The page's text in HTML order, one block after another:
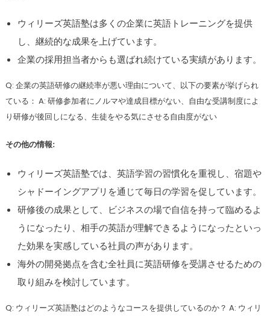
ウィリーズ英語塾は多くの企業に英語トレーニングを提供
し、継続的な成果を上げています。
企業の採用担当者からも選ばれ続けている実績があります。
Q: 企業の英語研修の継続率が悪い理由について、以下の要素が挙げられ
ている： A: 研修参加者にノルマや達成目標がない、自由な受講制度によ
り研修が後回しになる、生徒をやる気にさせる自由度がない
その他の情報:
ウィリーズ英語塾では、英語学習の習慣化を重視し、宿題や
シャドーイングアプリを通じて毎日の学習を促しています。
研修後の成果として、ビジネスの場で自信を持って臨めるよ
うになったり、相手の英語が理解できるようになったといっ
た効果を実感している社員の声があります。
海外の開発拠点を含む全社員に英語研修を受講させるための
取り組みを検討しています。
Q: ウィリーズ英語塾はどのようなコースを提供しているのか？ A: ウィリ